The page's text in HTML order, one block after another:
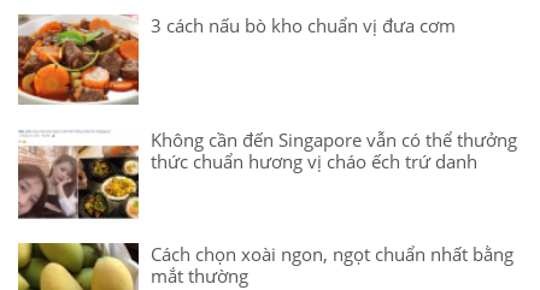
3 cách nấu bò kho chuẩn vị đưa cơm
Không cần đến Singapore vẫn có thể thưởng
thức chuẩn hương vị cháo ếch trứ danh
Cách chọn xoài ngon, ngọt chuẩn nhất bằng
mắt thường